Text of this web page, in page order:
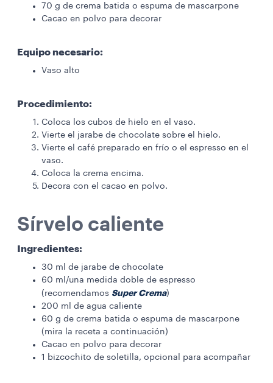
70 g de crema batida o espuma de mascarpone
Cacao en polvo para decorar
Equipo necesario:
Vaso alto
Procedimiento:
Coloca los cubos de hielo en el vaso.
Vierte el jarabe de chocolate sobre el hielo.
Vierte el café preparado en frío o el espresso en el
vaso.
Coloca la crema encima.
Decora con el cacao en polvo.
Sírvelo caliente
Ingredientes:
30 ml de jarabe de chocolate
60 ml/una medida doble de espresso
(recomendamos Super Crema)
200 ml de agua caliente
60 g de crema batida o espuma de mascarpone
(mira la receta a continuación)
Cacao en polvo para decorar
1 bizcochito de soletilla, opcional para acompañar